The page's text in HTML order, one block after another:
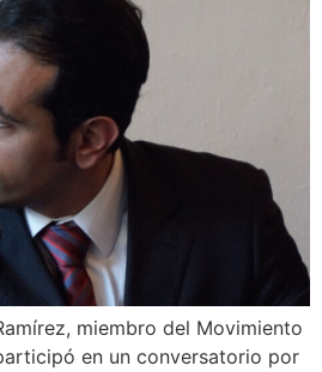
miembro del Movimiento
en un conversatorio por